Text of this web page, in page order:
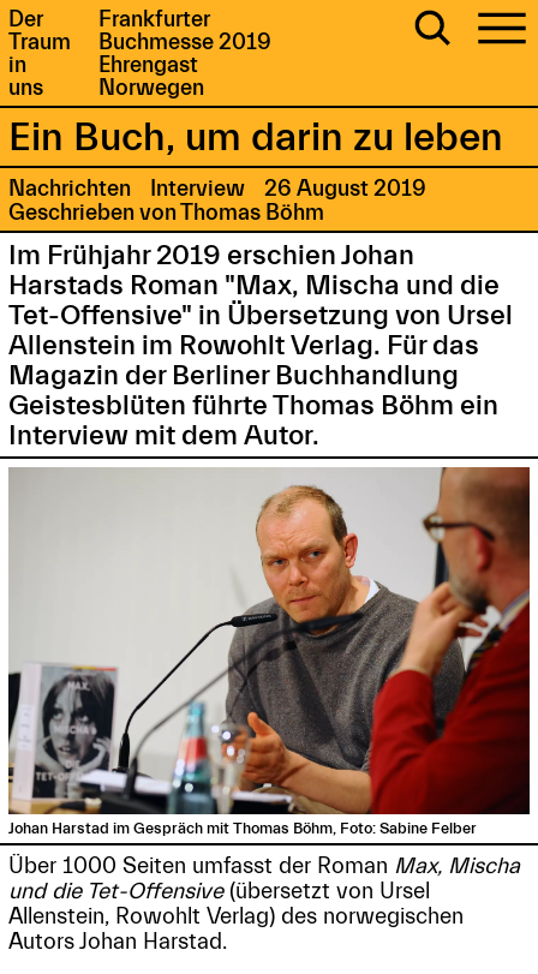
Der
Traum
in
uns
Frankfurter
Buchmesse 2019
Ehrengast
Norwegen
Ein Buch, um darin zu leben
Nachrichten Interview
26 August 2019
Geschrieben von Thomas Böhm
Im Frühjahr 2019 erschien Johan
Harstads Roman "Max, Mischa und die
Tet-Offensive" in Übersetzung von Ursel
Allenstein im Rowohlt Verlag. Für das
Magazin der Berliner Buchhandlung
Geistesblüten führte Thomas Böhm ein
Interview mit dem Autor.
Johan Harstad im Gespräch mit Thomas Böhm, Foto: Sabine Felber
Über 1000 Seiten umfasst der Roman Max, Mischa
und die Tet-Offensive(übersetzt von Ursel
Allenstein, Rowohlt Verlag) des norwegischen
Autors Johan Harstad.